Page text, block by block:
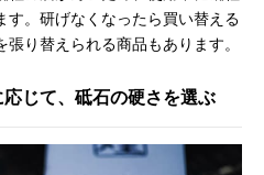
す。研げなくなったら買い替える
り替えられる商品もあります。
じて、砥石の硬さを選ぶ